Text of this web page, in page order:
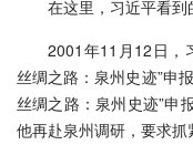
在这里，习近平看到
2001年11月12日，
丝绸之路：泉州史迹”申
丝绸之路：泉州史迹”申
他再赴泉州调研，要求抓